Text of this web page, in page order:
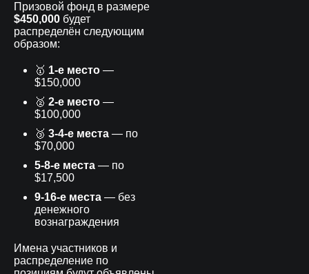
Призовой фонд в размере
$450,000 будет
распределён следующим
образом:
🥇 1-е место —
$150,000
🥈 2-е место —
$100,000
🥉 3-4-е места — по
$70,000
5-8-е места — по
$17,500
9-16-е места — без
денежного
вознаграждения
Имена участников и
распределение по